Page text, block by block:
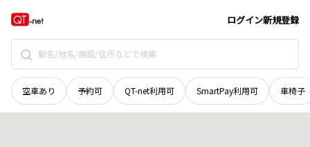
ログイン新規登録
空車あり 予約可 QT-net利用可 SmartPay利用可 車椅子
岩手県